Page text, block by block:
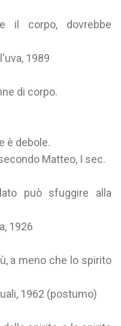
il corpo, dovrebbe
1989
di corpo.
è debole.
Matteo, I sec.
può sfuggire alla
1926
a meno che lo spirito
1962 (postumo)